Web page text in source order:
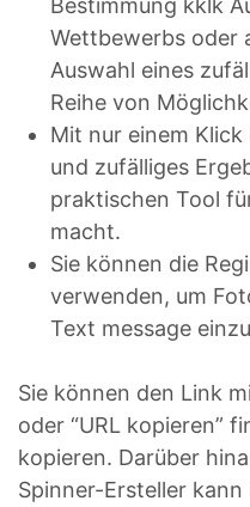
Bestimmung kklk
Wettbewerbs oder
Auswahl eines
Reihe von
Mit nur einem
und zufälliges
praktischen Tool
macht.
Sie können die
verwenden, um
Text message
Sie können den Link
oder “URL kopieren”
kopieren. Darüber
Spinner-Ersteller